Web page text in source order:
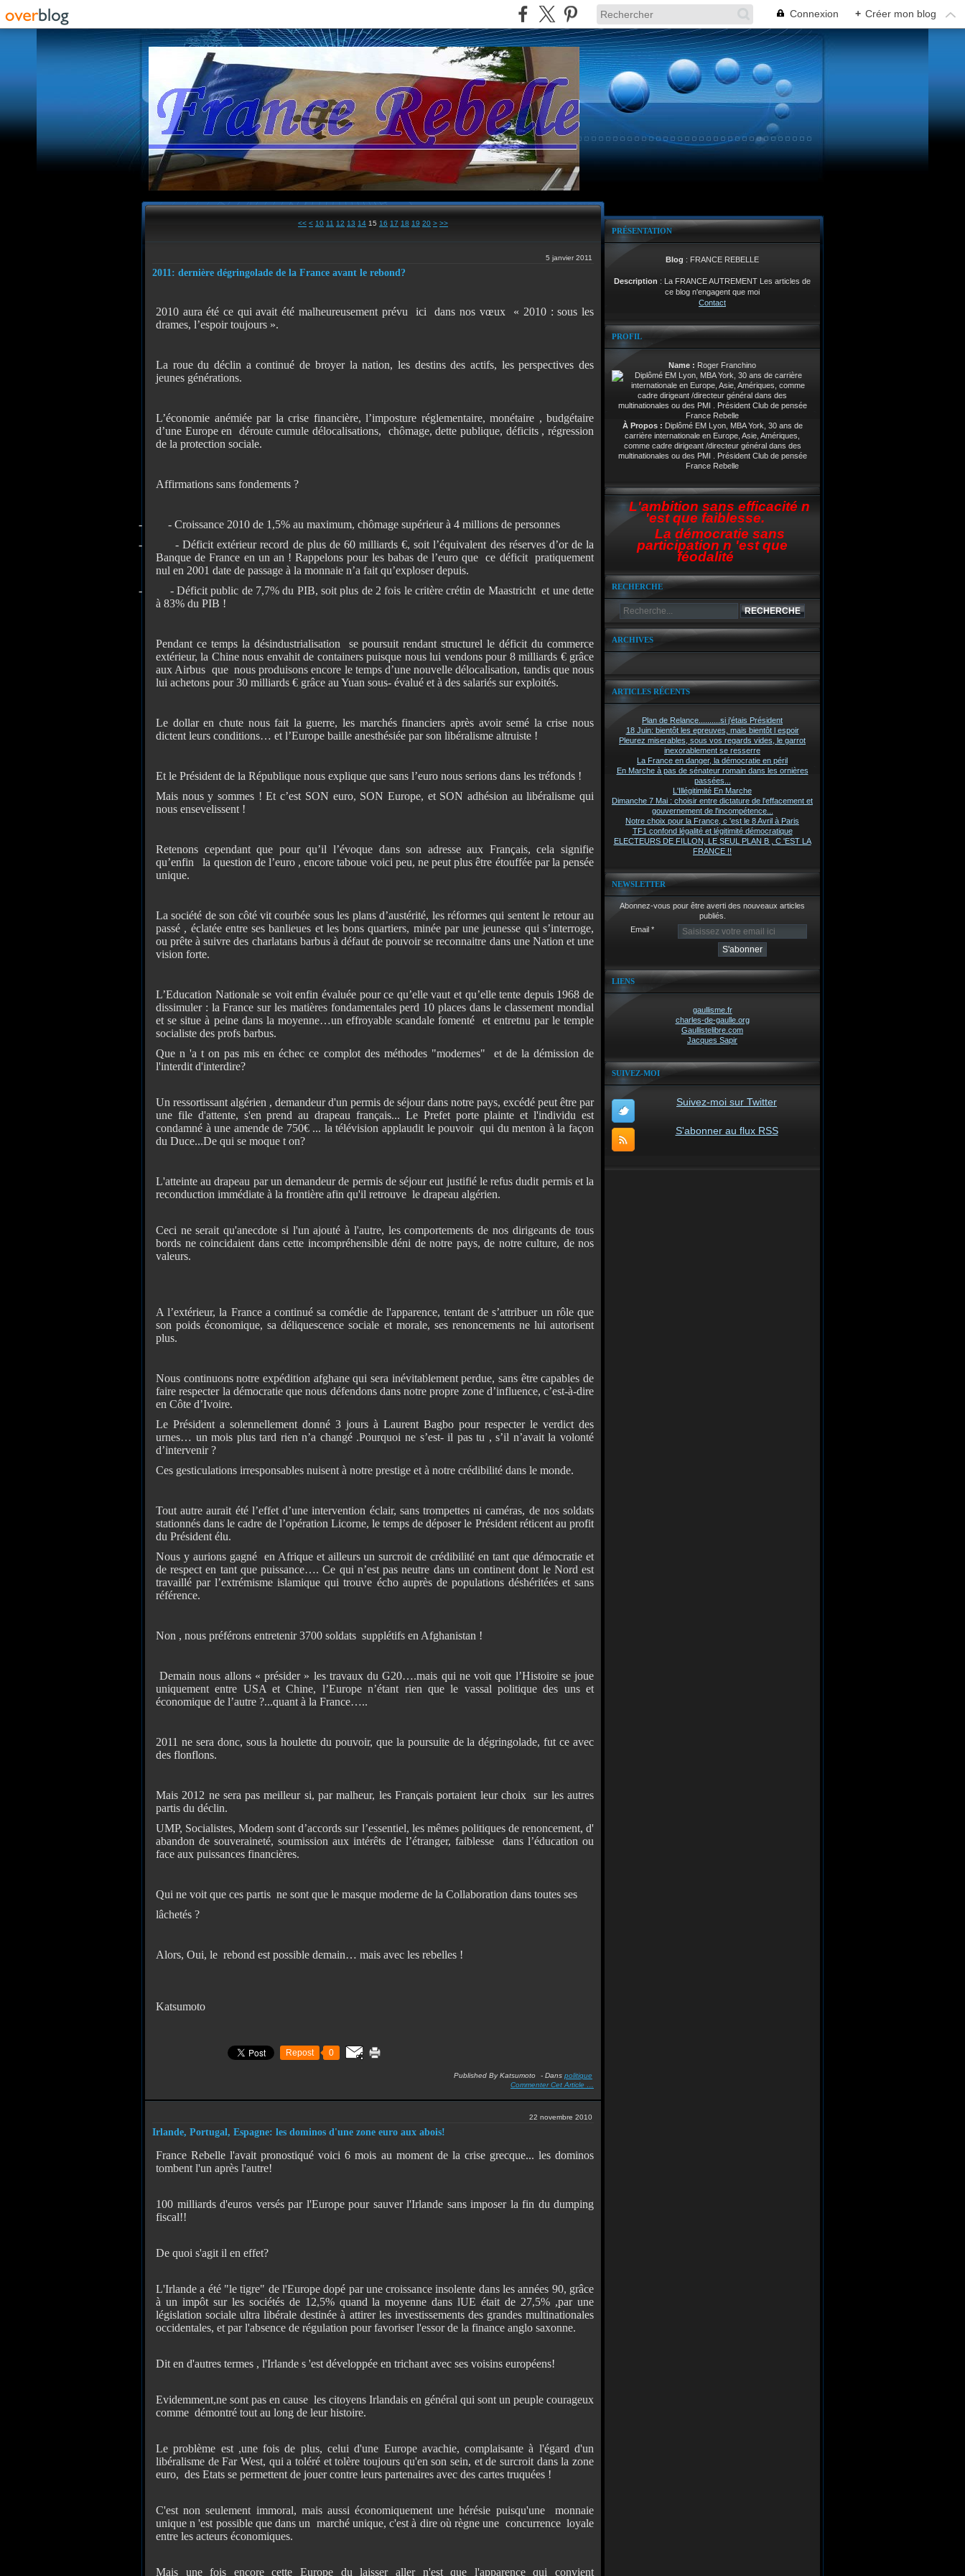
Connexion + Créer mon blog
<< < 10 11 12 13 14 15 16 17 18 19 20 > >>
5 janvier 2011
2011: dernière dégringolade de la France avant le rebond?
2010 aura été ce qui avait été malheureusement prévu ici dans nos vœux « 2010 : sous les
drames, l’espoir toujours ».
La roue du déclin a continué de broyer la nation, les destins des actifs, les perspectives des
jeunes générations.
L’économie anémiée par la crise financière, l’imposture réglementaire, monétaire , budgétaire
d’une Europe en déroute cumule délocalisations, chômage, dette publique, déficits , régression
de la protection sociale.
Affirmations sans fondements ?
- - Croissance 2010 de 1,5% au maximum, chômage supérieur à 4 millions de personnes
- - Déficit extérieur record de plus de 60 milliards €, soit l’équivalent des réserves d’or de la
Banque de France en un an ! Rappelons pour les babas de l’euro que ce déficit pratiquement
nul en 2001 date de passage à la monnaie n’a fait qu’exploser depuis.
- - Déficit public de 7,7% du PIB, soit plus de 2 fois le critère crétin de Maastricht et une dette
à 83% du PIB !
Pendant ce temps la désindustrialisation se poursuit rendant structurel le déficit du commerce
extérieur, la Chine nous envahit de containers puisque nous lui vendons pour 8 milliards € grâce
aux Airbus que nous produisons encore le temps d’une nouvelle délocalisation, tandis que nous
lui achetons pour 30 milliards € grâce au Yuan sous- évalué et à des salariés sur exploités.
Le dollar en chute nous fait la guerre, les marchés financiers après avoir semé la crise nous
dictent leurs conditions… et l’Europe baille anesthésiée par son libéralisme altruiste !
Et le Président de la République nous explique que sans l’euro nous serions dans les tréfonds !
Mais nous y sommes ! Et c’est SON euro, SON Europe, et SON adhésion au libéralisme qui
nous ensevelissent !
Retenons cependant que pour qu’il l’évoque dans son adresse aux Français, cela signifie
qu’enfin la question de l’euro , encore taboue voici peu, ne peut plus être étouffée par la pensée
unique.
La société de son côté vit courbée sous les plans d’austérité, les réformes qui sentent le retour au
passé , éclatée entre ses banlieues et les bons quartiers, minée par une jeunesse qui s’interroge,
ou prête à suivre des charlatans barbus à défaut de pouvoir se reconnaitre dans une Nation et une
vision forte.
L’Education Nationale se voit enfin évaluée pour ce qu’elle vaut et qu’elle tente depuis 1968 de
dissimuler : la France sur les matières fondamentales perd 10 places dans le classement mondial
et se situe à peine dans la moyenne…un effroyable scandale fomenté et entretnu par le temple
socialiste des profs barbus.
Que n 'a t on pas mis en échec ce complot des méthodes "modernes" et de la démission de
l'interdit d'interdire?
Un ressortissant algérien , demandeur d'un permis de séjour dans notre pays, excédé peut être par
une file d'attente, s'en prend au drapeau français... Le Prefet porte plainte et l'individu est
condamné à une amende de 750€ ... la télévision applaudit le pouvoir qui du menton à la façon
du Duce...De qui se moque t on?
L'atteinte au drapeau par un demandeur de permis de séjour eut justifié le refus dudit permis et la
reconduction immédiate à la frontière afin qu'il retrouve le drapeau algérien.
Ceci ne serait qu'anecdote si l'un ajouté à l'autre, les comportements de nos dirigeants de tous
bords ne coincidaient dans cette incompréhensible déni de notre pays, de notre culture, de nos
valeurs.
A l’extérieur, la France a continué sa comédie de l'apparence, tentant de s’attribuer un rôle que
son poids économique, sa déliquescence sociale et morale, ses renoncements ne lui autorisent
plus.
Nous continuons notre expédition afghane qui sera inévitablement perdue, sans être capables de
faire respecter la démocratie que nous défendons dans notre propre zone d’influence, c’est-à-dire
en Côte d’Ivoire.
Le Président a solennellement donné 3 jours à Laurent Bagbo pour respecter le verdict des
urnes… un mois plus tard rien n’a changé .Pourquoi ne s’est- il pas tu , s’il n’avait la volonté
d’intervenir ?
Ces gesticulations irresponsables nuisent à notre prestige et à notre crédibilité dans le monde.
Tout autre aurait été l’effet d’une intervention éclair, sans trompettes ni caméras, de nos soldats
stationnés dans le cadre de l’opération Licorne, le temps de déposer le Président réticent au profit
du Président élu.
Nous y aurions gagné en Afrique et ailleurs un surcroit de crédibilité en tant que démocratie et
de respect en tant que puissance…. Ce qui n’est pas neutre dans un continent dont le Nord est
travaillé par l’extrémisme islamique qui trouve écho auprès de populations déshéritées et sans
référence.
Non , nous préférons entretenir 3700 soldats supplétifs en Afghanistan !
Demain nous allons « présider » les travaux du G20….mais qui ne voit que l’Histoire se joue
uniquement entre USA et Chine, l’Europe n’étant rien que le vassal politique des uns et
économique de l’autre ?...quant à la France…..
2011 ne sera donc, sous la houlette du pouvoir, que la poursuite de la dégringolade, fut ce avec
des flonflons.
Mais 2012 ne sera pas meilleur si, par malheur, les Français portaient leur choix sur les autres
partis du déclin.
UMP, Socialistes, Modem sont d’accords sur l’essentiel, les mêmes politiques de renoncement, d'
abandon de souveraineté, soumission aux intérêts de l’étranger, faiblesse dans l’éducation ou
face aux puissances financières.
Qui ne voit que ces partis ne sont que le masque moderne de la Collaboration dans toutes ses
lâchetés ?
Alors, Oui, le rebond est possible demain… mais avec les rebelles !
Katsumoto
Repost 0
Published By Katsumoto - Dans politique
Commenter Cet Article
22 novembre 2010
Irlande, Portugal, Espagne: les dominos d'une zone euro aux abois!
France Rebelle l'avait pronostiqué voici 6 mois au moment de la crise grecque... les dominos
tombent l'un après l'autre!
100 milliards d'euros versés par l'Europe pour sauver l'Irlande sans imposer la fin du dumping
fiscal!!
De quoi s'agit il en effet?
L'Irlande a été "le tigre" de l'Europe dopé par une croissance insolente dans les années 90, grâce
à un impôt sur les sociétés de 12,5% quand la moyenne dans lUE était de 27,5% ,par une
législation sociale ultra libérale destinée à attirer les investissements des grandes multinationales
occidentales, et par l'absence de régulation pour favoriser l'essor de la finance anglo saxonne.
Dit en d'autres termes , l'Irlande s 'est développée en trichant avec ses voisins européens!
Evidemment,ne sont pas en cause les citoyens Irlandais en général qui sont un peuple courageux
comme démontré tout au long de leur histoire.
Le problème est ,une fois de plus, celui d'une Europe avachie, complaisante à l'égard d'un
libéralisme de Far West, qui a toléré et tolère toujours qu'en son sein, et de surcroit dans la zone
euro, des Etats se permettent de jouer contre leurs partenaires avec des cartes truquées !
C'est non seulement immoral, mais aussi économiquement une hérésie puisqu'une monnaie
unique n 'est possible que dans un marché unique, c'est à dire où règne une concurrence loyale
entre les acteurs économiques.
Mais une fois encore cette Europe du laisser aller n'est que l'apparence qui convient
PRÉSENTATION
Blog : FRANCE REBELLE
Description : La FRANCE AUTREMENT Les articles de
ce blog n'engagent que moi
Contact
PROFIL
Name : Roger Franchino
À Propos : Diplômé EM Lyon, MBA York, 30 ans de
carrière internationale en Europe, Asie, Amériques,
comme cadre dirigeant /directeur général dans des
multinationales ou des PMI . Président Club de pensée
France Rebelle
L'ambition sans efficacité n
'est que faiblesse.
La démocratie sans
participation n 'est que
féodalité
RECHERCHE
ARCHIVES
ARTICLES RÉCENTS
Plan de Relance..........si j'étais Président
18 Juin: bientôt les epreuves, mais bientôt l espoir
Pleurez miserables, sous vos regards vides, le garrot
inexorablement se resserre
La France en danger, la démocratie en péril
En Marche à pas de sénateur romain dans les ornières
passées...
L'Illégitimité En Marche
Dimanche 7 Mai : choisir entre dictature de l'effacement et
gouvernement de l'incompétence...
Notre choix pour la France, c 'est le 8 Avril à Paris
TF1 confond légalité et légitimité démocratique
ELECTEURS DE FILLON, LE SEUL PLAN B , C 'EST LA
FRANCE !!
NEWSLETTER
Abonnez-vous pour être averti des nouveaux articles
publiés.
Email
LIENS
gaullisme.fr
charles-de-gaulle.org
Gaullistelibre.com
Jacques Sapir
SUIVEZ-MOI
Suivez-moi sur Twitter
S'abonner au flux RSS